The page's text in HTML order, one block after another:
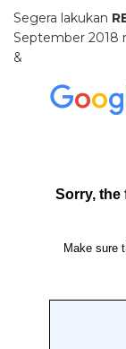
Segera lakukan
September 2018
&